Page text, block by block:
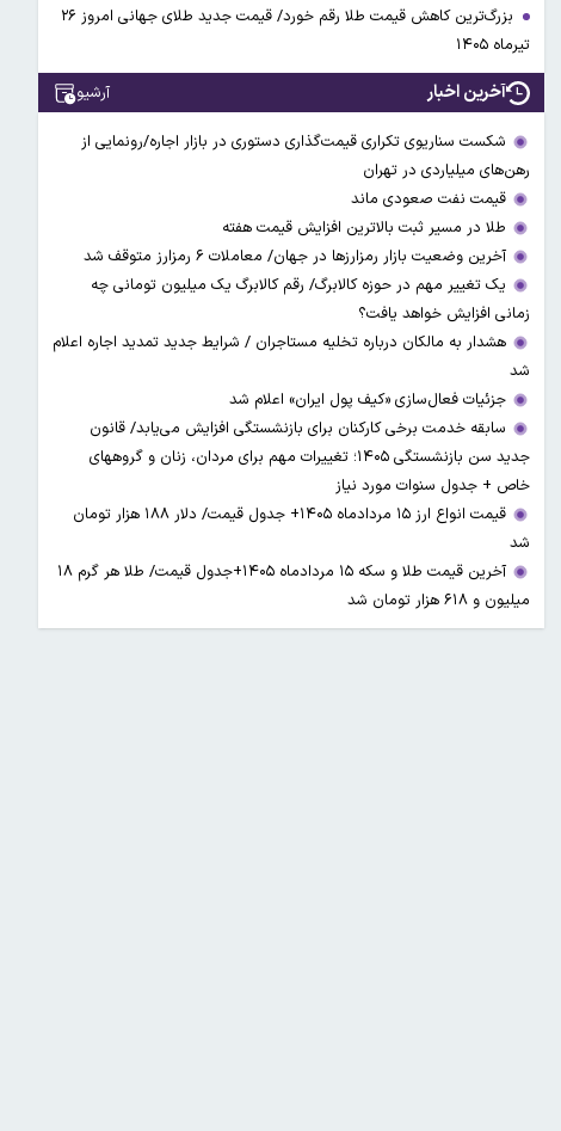
بزرگ‌ترین کاهش قیمت طلا رقم خورد/ قیمت جدید طلای جهانی امروز ۲۶
تیرماه ۱۴۰۵
آخرین اخبار آرشیو
شکست سناریوی تکراری قیمت‌گذاری دستوری در بازار اجاره/رونمایی از
رهن‌های میلیاردی در تهران
قیمت نفت صعودی ماند
طلا در مسیر ثبت بالاترین افزایش قیمت هفته
آخرین وضعیت بازار رمزارزها در جهان/ معاملات ۶ رمزارز متوقف شد
یک تغییر مهم در حوزه کالابرگ/ رقم کالابرگ یک میلیون تومانی چه
زمانی افزایش خواهد یافت؟
هشدار به مالکان درباره تخلیه مستاجران / شرایط جدید تمدید اجاره اعلام
شد
جزئیات فعال‌سازی «کیف پول ایران» اعلام شد
سابقه خدمت برخی کارکنان برای بازنشستگی افزایش می‌یابد/ قانون
جدید سن بازنشستگی ۱۴۰۵؛ تغییرات مهم برای مردان، زنان و گروههای
خاص + جدول سنوات مورد نیاز
قیمت انواع ارز ۱۵ مردادماه ۱۴۰۵+ جدول قیمت/ دلار ۱۸۸ هزار تومان
شد
آخرین قیمت طلا و سکه ۱۵ مردادماه ۱۴۰۵+جدول قیمت/ طلا هر گرم ۱۸
میلیون و ۶۱۸ هزار تومان شد